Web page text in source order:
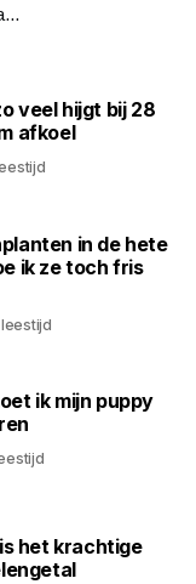
veel hijgt bij 28
afkoel
in de hete
ik ze toch fris
leestijd
ik mijn puppy
het krachtige